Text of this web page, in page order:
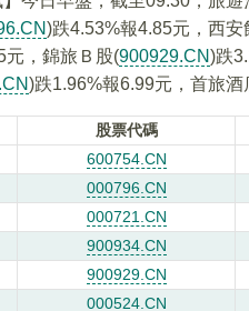
)跌4.53%報4.85元，西安
元，錦旅Ｂ股(900929.CN)跌
)跌1.96%報6.99元，首旅酒
股票代碼
600754.CN
000796.CN
000721.CN
900934.CN
900929.CN
000524.CN